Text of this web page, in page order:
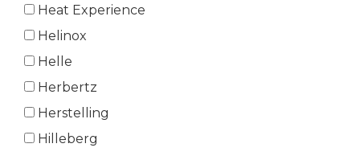
Heat Experience
Helinox
Helle
Herbertz
Herstelling
Hilleberg